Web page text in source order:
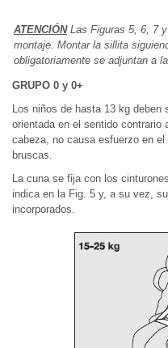
ATENCIÓNLas Figuras 5, 6, 7
montaje. Montar la sillita
obligatoriamente se adjuntan a
GRUPO 0 y 0+
Los niños de hasta 13 kg
orientada en el sentido
cabeza, no causa esfuerzo en
bruscas.
La cuna se fija con los
indica en la Fig. 5 y, a su vez,
incorporados.